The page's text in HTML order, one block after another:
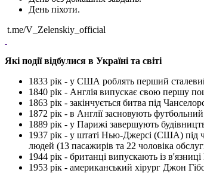
День піхоти.
t.me/V_Zelenskiy_official
Які події відбулися в Україні та світі
1833 рік - у США роблять перший
1840 рік - Англія випускає свою першу
1863 рік - закінчується битва під
1872 рік - в Англії засновують
1889 рік - у Парижі завершують
1937 рік - у штаті Нью-Джерсі (США) під
людей (13 пасажирів та 22 чоловіка
1944 рік - британці випускають із
1953 рік - американський хірург Джон